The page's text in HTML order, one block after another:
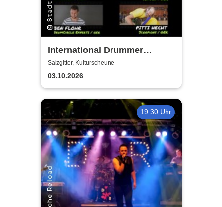
International Drummer
Meeting Konzert |
Kulturscheune
Salzgitter, Kulturscheune
03.10.2026
19:30 Uhr